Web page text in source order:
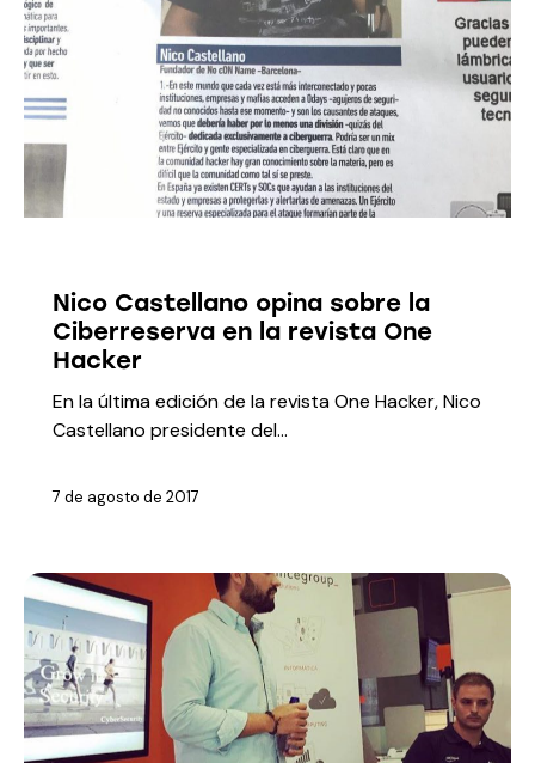
Nico Castellano opina sobre la
Ciberreserva en la revista One
Hacker
En la última edición de la revista One Hacker, Nico
Castellano presidente del…
7 de agosto de 2017